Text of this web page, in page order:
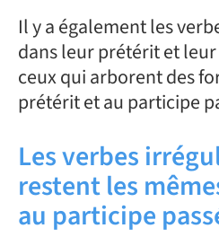
Il y a également les
dans leur prétérit et
ceux qui arborent des
prétérit et au participe
Les verbes
restent les
au participe